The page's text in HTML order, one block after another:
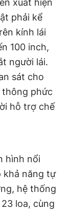
xuất hiện
phải kể
kính lái
100 inch,
người lái.
sát cho
thông phức
hỗ trợ chế
hình nổi
khả năng tự
hệ thống
loa, cùng